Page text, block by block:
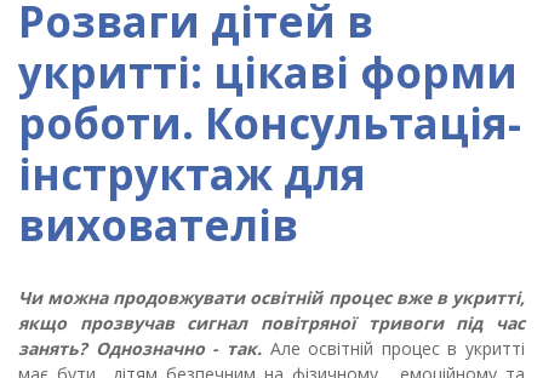
Розваги дітей в
укритті: цікаві форми
роботи. Консультація-
інструктаж для
вихователів
Чи можна продовжувати освітній процес вже в укритті,
якщо прозвучав сигнал повітряної тривоги під час
занять? Однозначно - так. Але освітній процес в укритті